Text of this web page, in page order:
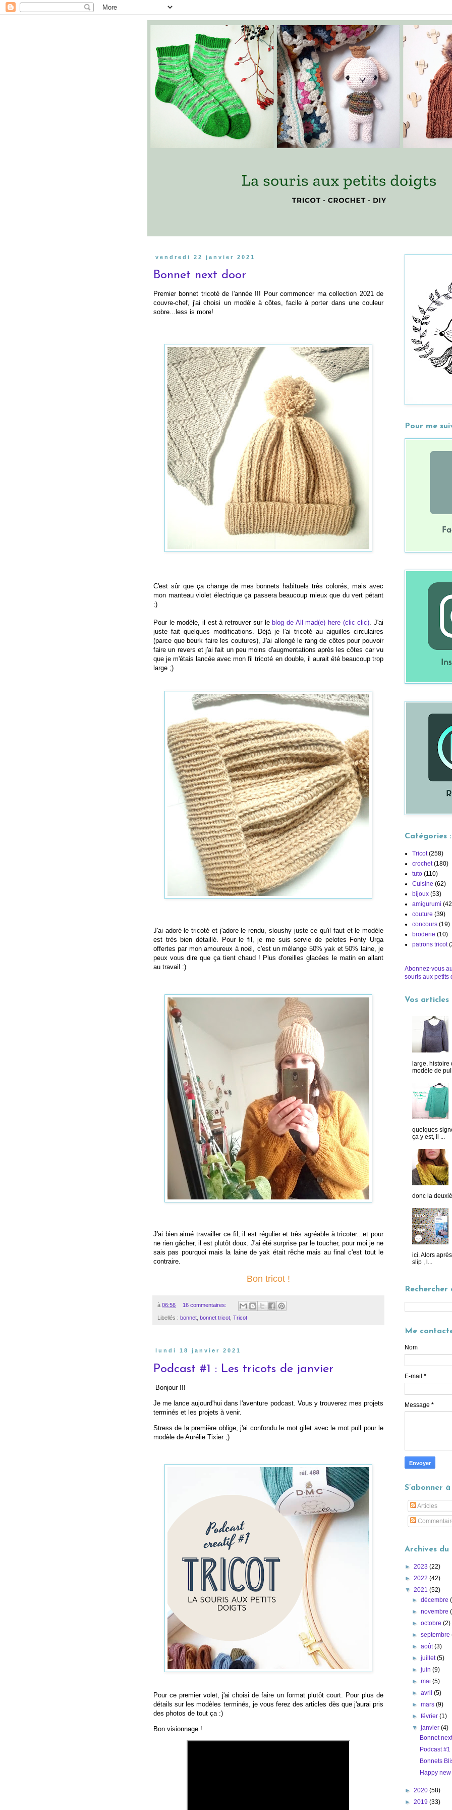
vendredi 22 janvier 2021
Bonnet next door
Premier bonnet tricoté de l'année !!! Pour commencer ma collection 2021 de
couvre-chef, j'ai choisi un modèle à côtes, facile à porter dans une couleur
sobre...less is more!
C'est sûr que ça change de mes bonnets habituels très colorés, mais avec
mon manteau violet électrique ça passera beaucoup mieux que du vert pétant
:)
Pour le modèle, il est à retrouver sur le blog de All mad(e) here (clic clic). J'ai
juste fait quelques modifications. Déjà je l'ai tricoté au aiguilles circulaires
(parce que beurk faire les coutures), J'ai allongé le rang de côtes pour pouvoir
faire un revers et j'ai fait un peu moins d'augmentations après les côtes car vu
que je m'étais lancée avec mon fil tricoté en double, il aurait été beaucoup trop
large ;)
J'ai adoré le tricoté et j'adore le rendu, sloushy juste ce qu'il faut et le modèle
est très bien détaillé. Pour le fil, je me suis servie de pelotes Fonty Urga
offertes par mon amoureux à noël, c'est un mélange 50% yak et 50% laine, je
peux vous dire que ça tient chaud ! Plus d'oreilles glacées le matin en allant
au travail :)
J'ai bien aimé travailler ce fil, il est régulier et très agréable à tricoter...et pour
ne rien gâcher, il est plutôt doux. J'ai été surprise par le toucher, pour moi je ne
sais pas pourquoi mais la laine de yak était rêche mais au final c'est tout le
contraire.
Bon tricot !
à 06:56 16 commentaires:
Libellés : bonnet bonnet tricot Tricot
lundi 18 janvier 2021
Podcast #1 : Les tricots de janvier
Bonjour !!!
Je me lance aujourd'hui dans l'aventure podcast. Vous y trouverez mes projets
terminés et les projets à venir.
Stress de la première oblige, j'ai confondu le mot gilet avec le mot pull pour le
modèle de Aurélie Tixier ;)
Pour ce premier volet, j'ai choisi de faire un format plutôt court. Pour plus de
détails sur les modèles terminés, je vous ferez des articles dès que j'aurai pris
des photos de tout ça :)
Bon visionnage !
Pour me
Catégories :
Tricot (258)
crochet (180)
tuto (110)
Cuisine (62)
bijoux (53)
amigurumi
couture (39)
concours (19)
broderie (10)
patrons tricot
Abonnez-vous
souris aux petits
Vos
large, histoire
modèle de
quelques
ça y est, il ...
donc la
ici. Alors
slip , l...
Rechercher
Me
Nom
E-mail *
Message *
S’abonner à
Articles
Archives du
► 2023 (22)
► 2022 (42)
▼ 2021 (52)
►décembre
►novembre
►octobre(2)
►septembre
►août(3)
►juillet(5)
►juin(9)
►mai(5)
►avril(5)
►mars(9)
►février(1)
▼janvier(4)
Bonnet
Podcast
Bonnets
Happy
► 2020 (58)
► 2019 (33)